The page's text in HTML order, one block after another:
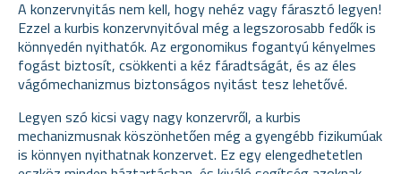
A konzervnyitás nem kell, hogy nehéz vagy fárasztó legyen!
Ezzel a kurbis konzervnyitóval még a legszorosabb fedők is
könnyedén nyithatók. Az ergonomikus fogantyú kényelmes
fogást biztosít, csökkenti a kéz fáradtságát, és az éles
vágómechanizmus biztonságos nyitást tesz lehetővé.
Legyen szó kicsi vagy nagy konzervről, a kurbis
mechanizmusnak köszönhetően még a gyengébb fizikumúak
is könnyen nyithatnak konzervet. Ez egy elengedhetetlen